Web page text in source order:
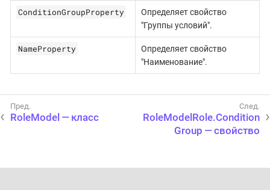
ConditionGroupProperty
Определяет свойство
"Группы условий".
NameProperty
Определяет свойство
"Наименование".
RoleModel — класс
RoleModelRole.Condition
Group — свойство